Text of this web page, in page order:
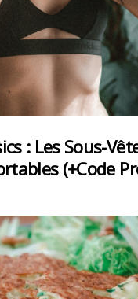
: Les Sous-
(+code